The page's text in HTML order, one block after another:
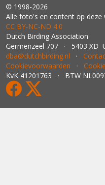
© 1998-2026
Alle foto's en content op deze
CC BY‑NC‑ND 4.0
Dutch Birding Association
Germenzeel 707 · 5403 XD
dba@dutchbirding.nl ·
Cookievoorwaarden ·
KvK 41201763 · BTW